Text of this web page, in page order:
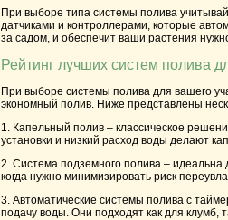
При выборе типа системы полива
датчиками и контроллерами, которые
за садом, и обеспечит ваши растения
Рейтинг лучших систем полива
При выборе системы полива для вашего
экономный полив. Ниже представлены
1. Капельный полив – классическое
установки и низкий расход воды делают
2. Система подземного полива – идеальна
когда нужно минимизировать риск
3. Автоматические системы полива с
подачу воды. Они подходят как для клумб,